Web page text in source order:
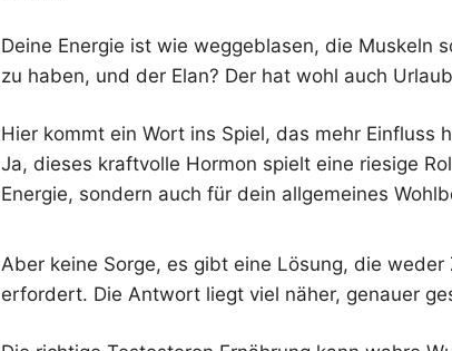
Deine Energie ist wie weggeblasen, die Muskeln
zu haben, und der Elan? Der hat wohl auch
Hier kommt ein Wort ins Spiel, das mehr Einfluss
Ja, dieses kraftvolle Hormon spielt eine riesige
Energie, sondern auch für dein allgemeines
Aber keine Sorge, es gibt eine Lösung, die
erfordert. Die Antwort liegt viel näher, genauer